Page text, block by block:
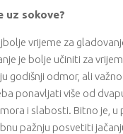
uz sokove?
vrijeme za
je bolje učiniti za
godišnji odmor, ali
ponavljati više od
i slabosti. Bitno je, u
pažnju posvetiti